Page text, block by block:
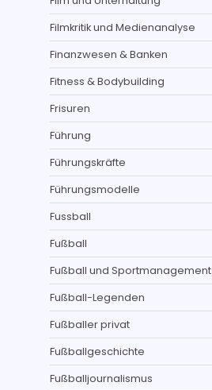
Filmkritik und Medienanalyse
Finanzwesen & Banken
Fitness & Bodybuilding
Frisuren
Führung
Führungskräfte
Führungsmodelle
Fussball
Fußball
Fußball und Sportmanagement
Fußball-Legenden
Fußballer privat
Fußballgeschichte
Fußballjournalismus